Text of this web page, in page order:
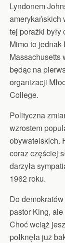
Lyndonem
amerykańskich
tej porażki
Mimo to
Massachusetts
będąc na
organizacji
College.
Polityczna
wzrostem
obywatelskich.
coraz częściej
darzyła
1962 roku.
Do
pastor King,
Choć wciąż
połknęła już